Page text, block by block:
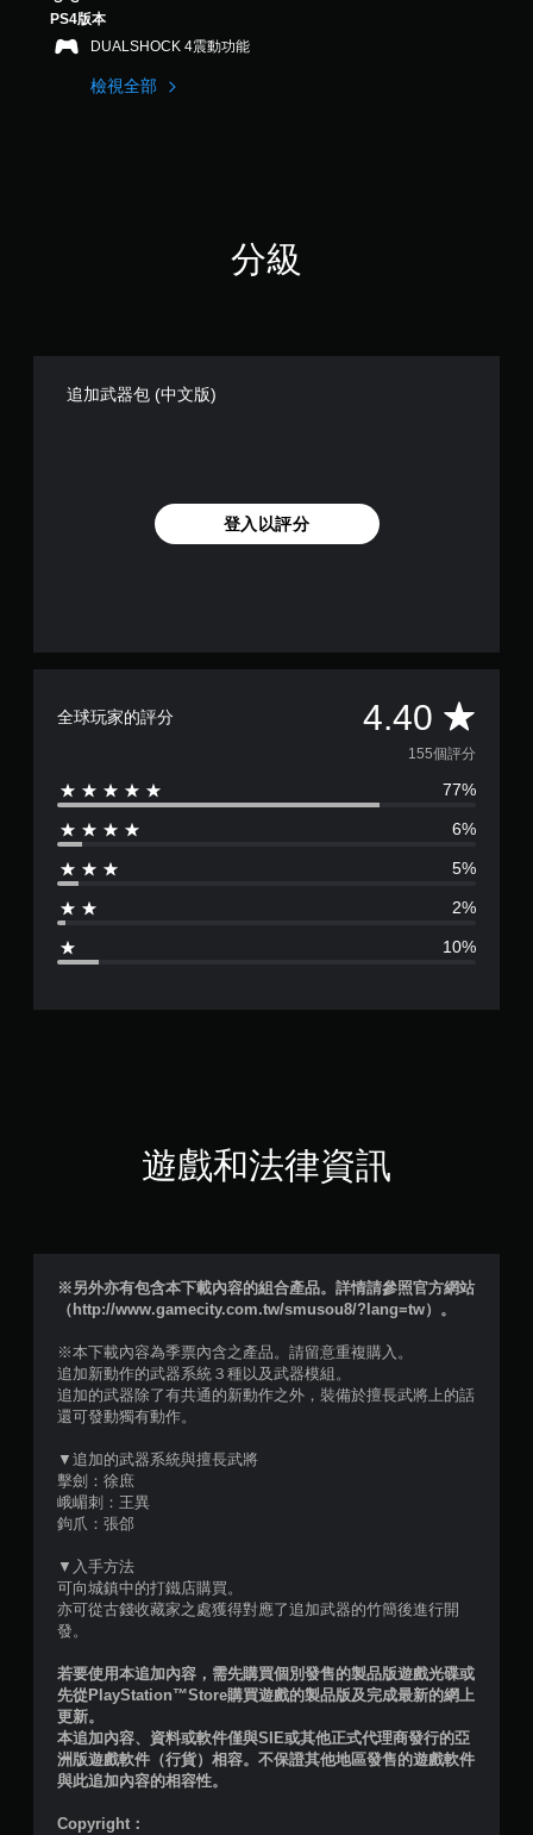
則
分
PS4版本
DUALSHOCK 4震動功能
檢視全部
分級
追加武器包 (中文版)
登入以評分
全球玩家的評分 4.40 平
均
評
分
4
4
5
5
則
評
分
155個評分
77%
6%
5%
2%
10%
遊戲和法律資訊
※另外亦有包含本下載內容的組合產品。詳情請參照官方網站
（http://www.gamecity.com.tw/smusou8/?lang=tw）。
※本下載內容為季票內含之產品。請留意重複購入。
追加新動作的武器系統３種以及武器模組。
追加的武器除了有共通的新動作之外，裝備於擅長武將上的話
還可發動獨有動作。
▼追加的武器系統與擅長武將
擊劍：徐庶
峨嵋刺：王異
鉤爪：張郃
▼入手方法
可向城鎮中的打鐵店購買。
亦可從古錢收藏家之處獲得對應了追加武器的竹簡後進行開
發。
若要使用本追加內容，需先購買個別發售的製品版遊戲光碟或
先從PlayStation™Store購買遊戲的製品版及完成最新的網上
更新。
本追加內容、資料或軟件僅與SIE或其他正式代理商發行的亞
洲版遊戲軟件（行貨）相容。不保證其他地區發售的遊戲軟件
與此追加內容的相容性。
Copyright：